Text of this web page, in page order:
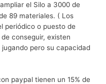
el Silo a 3000 de
89 materiales. ( Los
periódico o puesto de
conseguir, existen
pero su capacidad
paypal tienen un 15% de